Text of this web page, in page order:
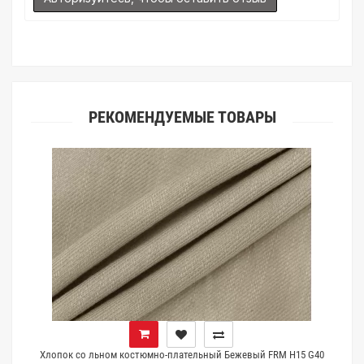
(ателье), то данная услуга поможет Вам улучшить работу с
РЕКОМЕНДУЕМЫЕ ТОВАРЫ
Хлопок со льном костюмно-плательный Бежевый FRM H15 G40